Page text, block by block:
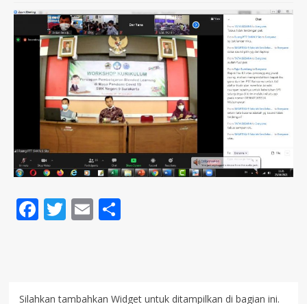
Facebook
Twitter
Email
Silahkan tambahkan Widget untuk ditampilkan di bagian ini.